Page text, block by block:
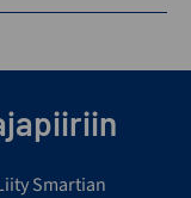
Smartian